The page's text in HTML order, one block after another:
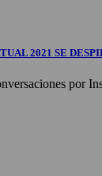
2021 SE
por